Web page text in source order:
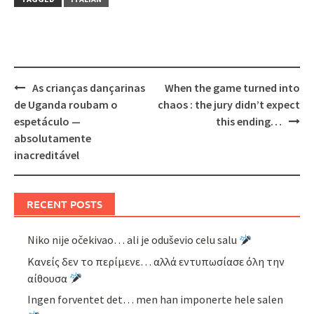
Post
navigation
As crianças dançarinas
de Uganda roubam o
espetáculo —
absolutamente
inacreditável
When the game turned into
chaos : the jury didn’t expect
this ending…
RECENT POSTS
Niko nije očekivao… ali je oduševio celu salu
Κανείς δεν το περίμενε… αλλά εντυπωσίασε όλη την
αίθουσα
Ingen forventet det… men han imponerte hele salen